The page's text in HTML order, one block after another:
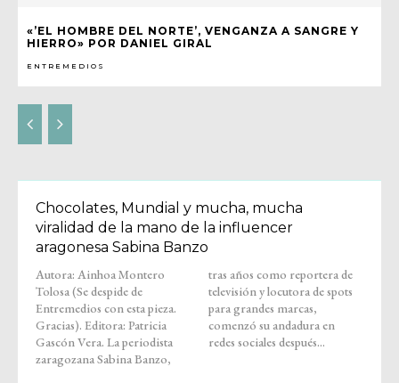
«’EL HOMBRE DEL NORTE’, VENGANZA A SANGRE Y
HIERRO» POR DANIEL GIRAL
ENTREMEDIOS
Chocolates, Mundial y mucha, mucha
viralidad de la mano de la influencer
aragonesa Sabina Banzo
Autora: Ainhoa Montero
Tolosa (Se despide de
Entremedios con esta pieza.
Gracias). Editora: Patricia
Gascón Vera. La periodista
zaragozana Sabina Banzo,
tras años como reportera de
televisión y locutora de spots
para grandes marcas,
comenzó su andadura en
redes sociales después...